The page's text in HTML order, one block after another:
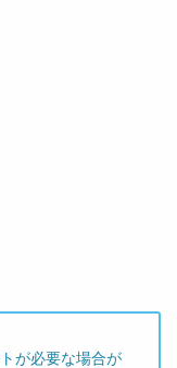
が必要な場合が